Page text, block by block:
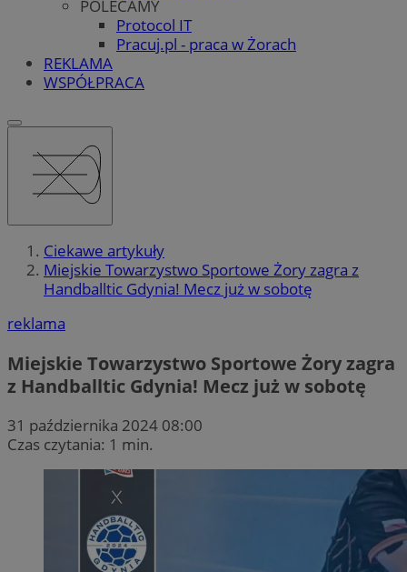
POLECAMY
Protocol IT
Pracuj.pl - praca w Żorach
REKLAMA
WSPÓŁPRACA
Ciekawe artykuły
Miejskie Towarzystwo Sportowe Żory zagra z
Handballtic Gdynia! Mecz już w sobotę
reklama
Miejskie Towarzystwo Sportowe Żory zagra
z Handballtic Gdynia! Mecz już w sobotę
31 października 2024 08:00
Czas czytania: 1 min.